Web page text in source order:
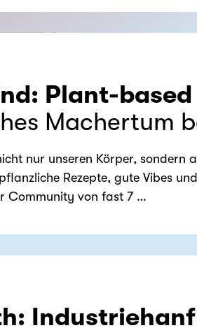
Plant-
Machertum
nur unseren Körper, sondern
Rezepte, gute Vibes
Community von fast 7 …